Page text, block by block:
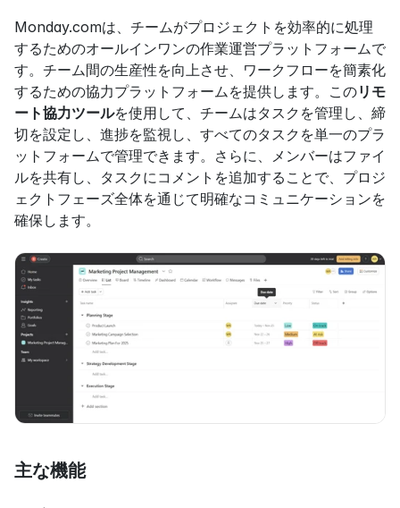
Monday.comは、チームがプロジェクトを効率的に処理
するためのオールインワンの作業運営プラットフォームで
す。チーム間の生産性を向上させ、ワークフローを簡素化
するための協力プラットフォームを提供します。このリモ
ート協力ツールを使用して、チームはタスクを管理し、締
切を設定し、進捗を監視し、すべてのタスクを単一のプラ
ットフォームで管理できます。さらに、メンバーはファイ
ルを共有し、タスクにコメントを追加することで、プロジ
ェクトフェーズ全体を通じて明確なコミュニケーションを
確保します。
主な機能